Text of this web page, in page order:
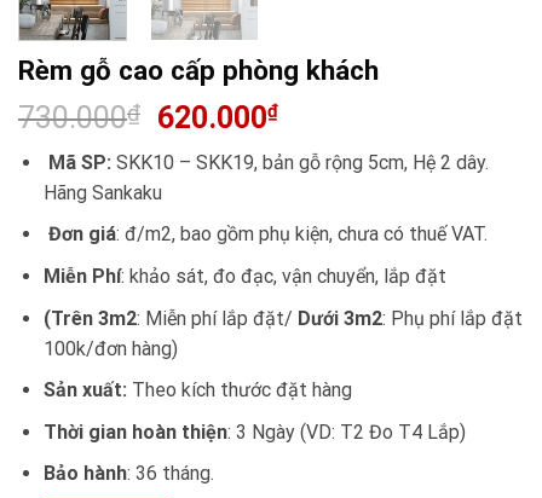
Rèm gỗ cao cấp phòng khách
730.000₫ 620.000₫
Mã SP: SKK10 – SKK19, bản gỗ rộng 5cm, Hệ 2 dây.
Hãng Sankaku
Đơn giá: đ/m2, bao gồm phụ kiện, chưa có thuế VAT.
Miễn Phí: khảo sát, đo đạc, vận chuyển, lắp đặt
(Trên 3m2: Miễn phí lắp đặt/ Dưới 3m2: Phụ phí lắp đặt
100k/đơn hàng)
Sản xuất: Theo kích thước đặt hàng
Thời gian hoàn thiện: 3 Ngày (VD: T2 Đo T4 Lắp)
Bảo hành: 36 tháng.